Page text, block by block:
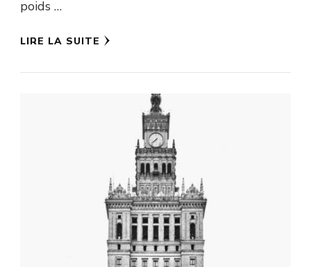
poids …
LIRE LA SUITE